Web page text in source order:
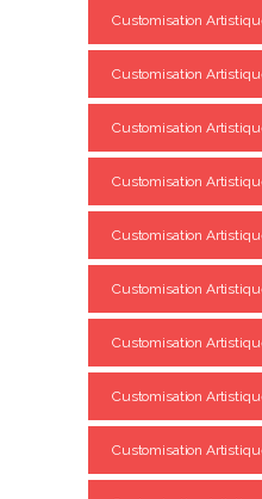
Customisation
Customisation
Customisation
Customisation
Customisation
Customisation
Customisation
Customisation
Customisation